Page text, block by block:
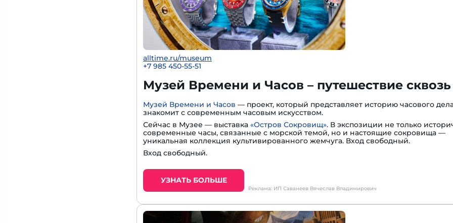
alltime.ru/museum
+7 985 450-55-51
Музей Времени и Часов – путешествие сквозь
Музей Времени и Часов — проект, который представляет историю часового
знакомит с современным часовым искусством.
Сейчас в Музее — выставка «Остров Сокровищ». В экспозиции не только
современные часы, связанные с морской темой, но и настоящие сокровища —
уникальная коллекция культивированного жемчуга. Вход свободный.
Вход свободный.
УЗНАТЬ БОЛЬШЕ
Реклама: ИП Саванеев Вячеслав Владимирович